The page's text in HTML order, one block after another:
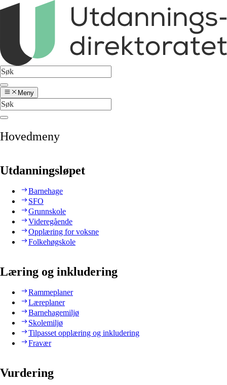
Meny
Hovedmeny
Utdanningsløpet
Barnehage
SFO
Grunnskole
Videregående
Opplæring for voksne
Folkehøgskole
Læring og inkludering
Rammeplaner
Læreplaner
Barnehagemiljø
Skolemiljø
Tilpasset opplæring og inkludering
Fravær
Vurdering